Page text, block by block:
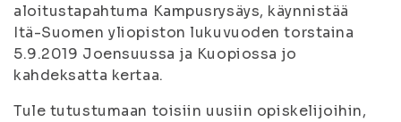
aloitustapahtuma Kampusrysäys, käynnistää
Itä-Suomen yliopiston lukuvuoden torstaina
5.9.2019 Joensuussa ja Kuopiossa jo
kahdeksatta kertaa.
Tule tutustumaan toisiin uusiin opiskelijoihin,